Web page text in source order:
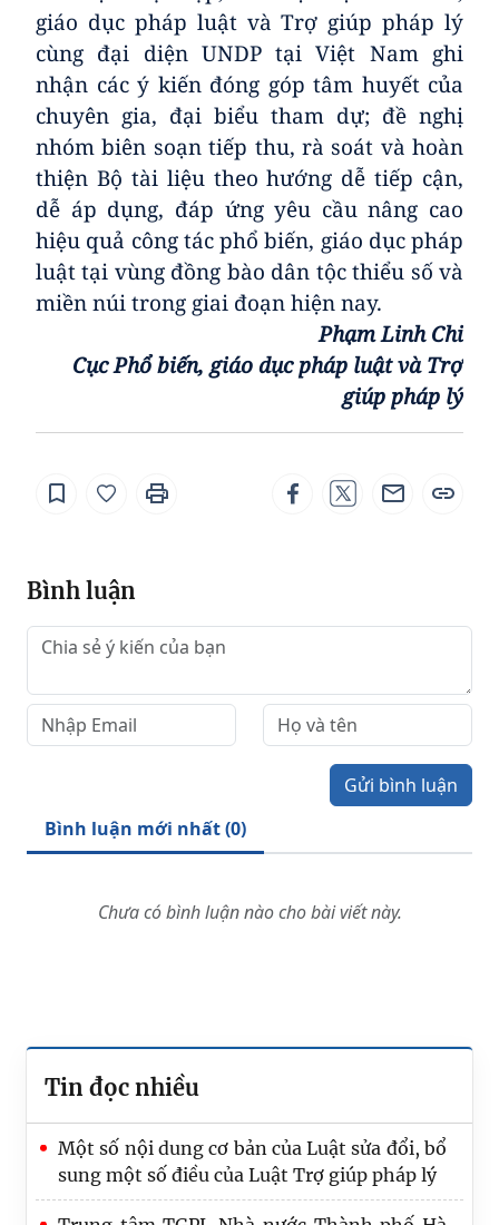
giáo dục pháp luật và Trợ giúp pháp lý
cùng đại diện UNDP tại Việt Nam ghi
nhận các ý kiến đóng góp tâm huyết của
chuyên gia, đại biểu tham dự; đề nghị
nhóm biên soạn tiếp thu, rà soát và hoàn
thiện Bộ tài liệu theo hướng dễ tiếp cận,
dễ áp dụng, đáp ứng yêu cầu nâng cao
hiệu quả công tác phổ biến, giáo dục pháp
luật tại vùng đồng bào dân tộc thiểu số và
miền núi trong giai đoạn hiện nay.
Phạm Linh Chi
Cục Phổ biến, giáo dục pháp luật và Trợ
giúp pháp lý
Bình luận
Gửi bình luận
Bình luận mới nhất (0)
Chưa có bình luận nào cho bài viết này.
Tin đọc nhiều
Một số nội dung cơ bản của Luật sửa đổi, bổ
sung một số điều của Luật Trợ giúp pháp lý